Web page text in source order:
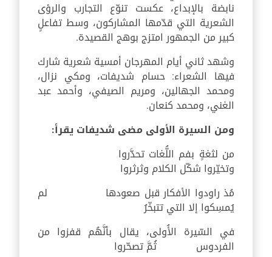
نابضة بالإبداع، عكست تنوّع التجارب والرؤى
الشعرية التي قدّمها المشاركون، وسط تفاعلٍ
كبير من الجمهور امتزج بوهج القصيدة.
وشهد ثاني أيام المهرجان أمسية شعرية شارك
فيها الشعراء: حسام شديفات، ومكي نزال،
ومحمد الجهالين، ومريم الصيفي، وأحمد عبد
الغني، ومحمد كنعان.
ومن السيرة الأولى مضى شديفات يقرأ:
من لثغةٍ بفم اللُّغات تحدَّروا
وتخيّروا شكّل الكلام وثرثروا
مُذ راودوا الأفكار قبل صعودها لم
يُمسِكوا إلا التي تتبخّرُ
في السّيرة الأُولى، يقال بأنَّهُم قفزوا من
الفردوس ثُمَّ تصحّروا